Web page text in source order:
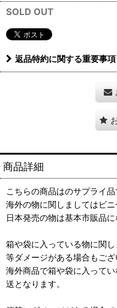
SOLD OUT
返品特約に関する重要事項
商品詳細
こちらの商品はのサプライ品
海外の物に関しましてはビ
日本発売の物は基本市販品に
箱や袋に入っている物に関
等ダメージがある場合もござ
海外商品で箱や袋に入って
送となります。